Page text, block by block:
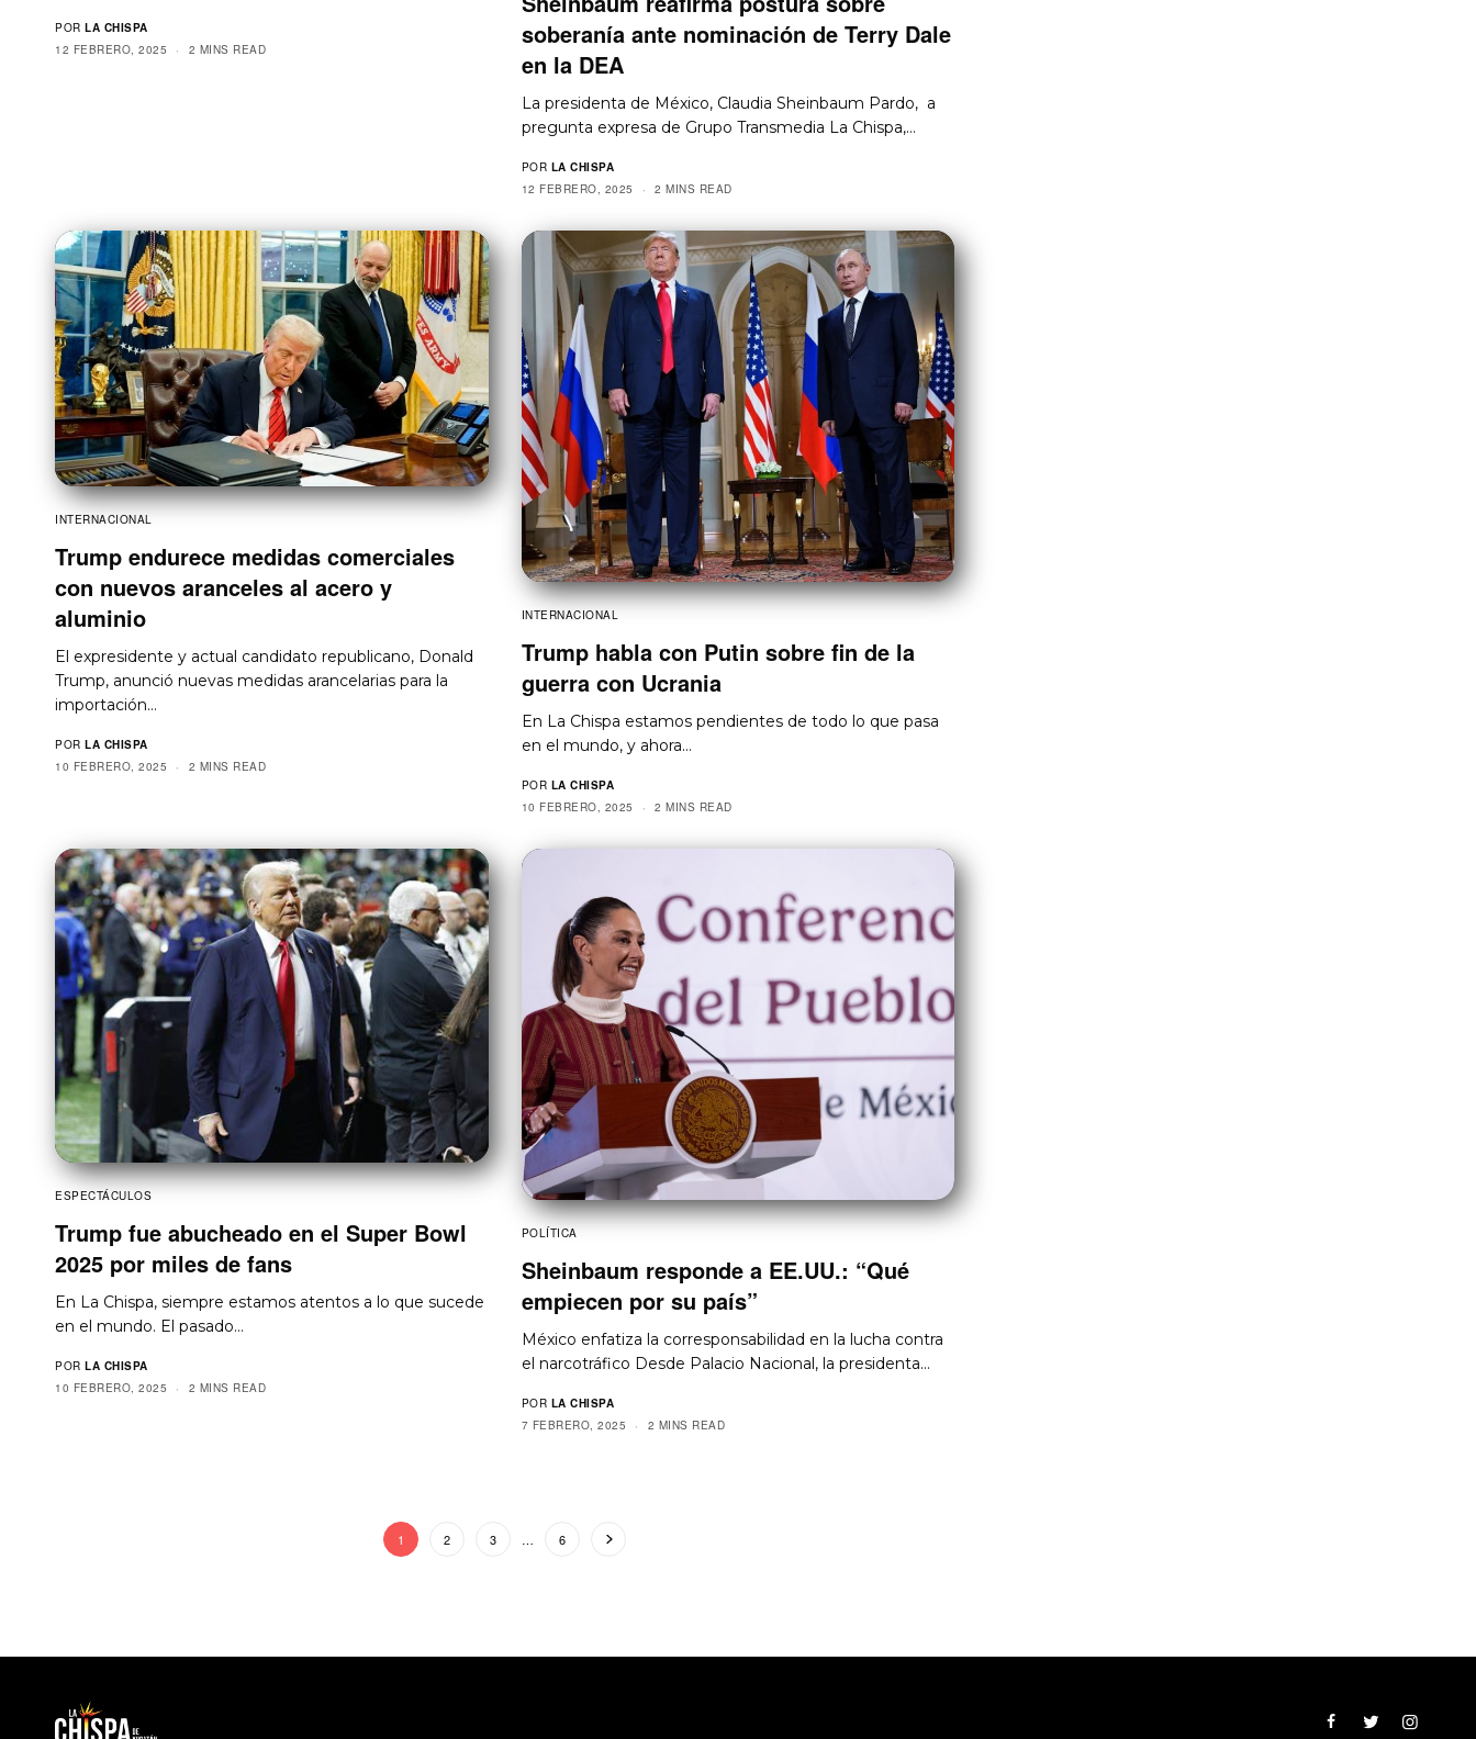
POR LA CHISPA
12 FEBRERO, 2025
2 MINS READ
soberanía ante nominación de Terry Dale
en la DEA
La presidenta de México, Claudia Sheinbaum Pardo, a
pregunta expresa de Grupo Transmedia La Chispa,…
POR LA CHISPA
12 FEBRERO, 2025
2 MINS READ
INTERNACIONAL
Trump endurece medidas comerciales
con nuevos aranceles al acero y
aluminio
El expresidente y actual candidato republicano, Donald
Trump, anunció nuevas medidas arancelarias para la
importación…
POR LA CHISPA
10 FEBRERO, 2025
2 MINS READ
INTERNACIONAL
Trump habla con Putin sobre fin de la
guerra con Ucrania
En La Chispa estamos pendientes de todo lo que pasa
en el mundo, y ahora…
POR LA CHISPA
10 FEBRERO, 2025
2 MINS READ
ESPECTÁCULOS
Trump fue abucheado en el Super Bowl
2025 por miles de fans
En La Chispa, siempre estamos atentos a lo que sucede
en el mundo. El pasado…
POR LA CHISPA
10 FEBRERO, 2025
2 MINS READ
POLÍTICA
Sheinbaum responde a EE.UU.: “Qué
empiecen por su país”
México enfatiza la corresponsabilidad en la lucha contra
el narcotráfico Desde Palacio Nacional, la presidenta…
POR LA CHISPA
7 FEBRERO, 2025
2 MINS READ
1 2 3 … 6